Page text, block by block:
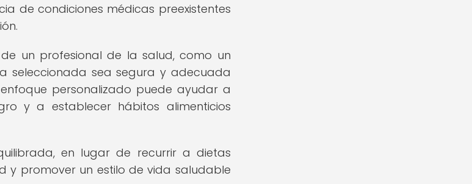
de condiciones médicas preexistentes
un profesional de la salud, como un
seleccionada sea segura y adecuada
personalizado puede ayudar a
y a establecer hábitos alimenticios
en lugar de recurrir a dietas
promover un estilo de vida saludable